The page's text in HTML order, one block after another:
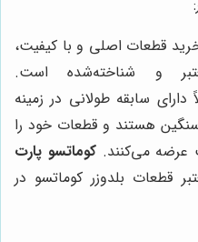
قطعات اصلی و با کیفیت،
و شناخته‌شده است.
دارای سابقه طولانی در زمینه
هستند و قطعات خود را
عرضه می‌کنند.کوماتسو پارت
قطعات بلدوزر کوماتسو در